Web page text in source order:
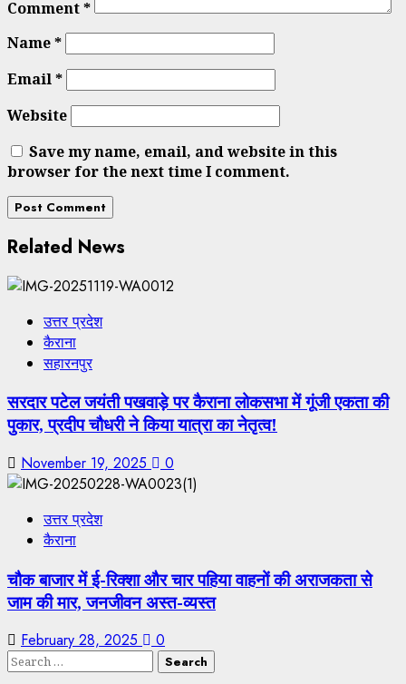
Comment*
Name*
Email*
Website
Save my name, email, and website in this
browser for the next time I comment.
Related News
उत्तर प्रदेश
कैराना
सहारनपुर
सरदार पटेल जयंती पखवाड़े पर कैराना लोकसभा में गूंजी एकता की
पुकार, प्रदीप चौधरी ने किया यात्रा का नेतृत्व!
November 19, 2025 0
उत्तर प्रदेश
कैराना
चौक बाजार में ई-रिक्शा और चार पहिया वाहनों की अराजकता से
जाम की मार, जनजीवन अस्त-व्यस्त
February 28, 2025
0
Search